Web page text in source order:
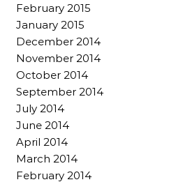
February 2015
January 2015
December 2014
November 2014
October 2014
September 2014
July 2014
June 2014
April 2014
March 2014
February 2014